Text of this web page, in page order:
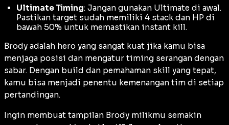
Ultimate Timing: Jangan gunakan Ultimate di awal.
Pastikan target sudah memiliki 4 stack dan HP di
bawah 50% untuk memastikan instant kill.
Brody adalah hero yang sangat kuat jika kamu bisa
menjaga posisi dan mengatur timing serangan dengan
sabar. Dengan build dan pemahaman skill yang tepat,
kamu bisa menjadi penentu kemenangan tim di setiap
pertandingan.
Ingin membuat tampilan Brody milikmu semakin